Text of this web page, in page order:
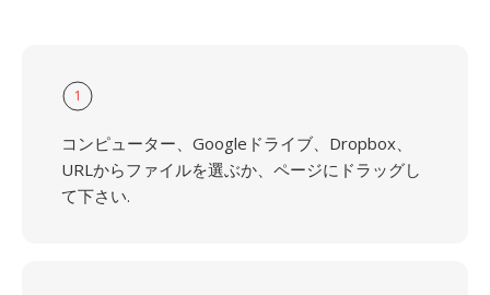
1
コンピューター、Googleドライブ、Dropbox、
URLからファイルを選ぶか、ページにドラッグし
て下さい.